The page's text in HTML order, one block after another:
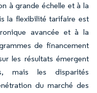
à grande échelle et à la
la flexibilité tarifaire est
avancée et à la
de financement
les résultats émergent
mais les disparités
du marché des